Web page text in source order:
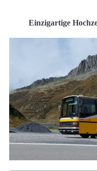
Einzigartige